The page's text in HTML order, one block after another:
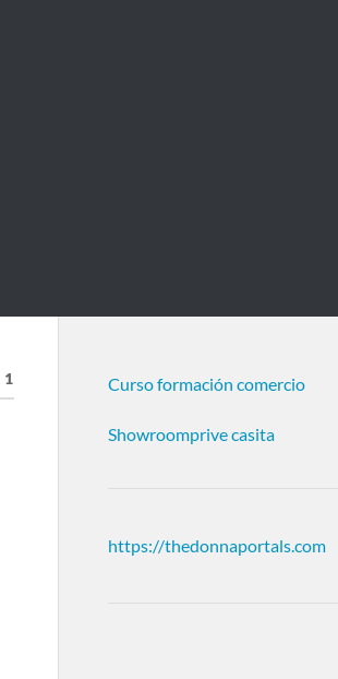
1 Curso formación comercio
Showroomprive casita
https://thedonnaportals.com